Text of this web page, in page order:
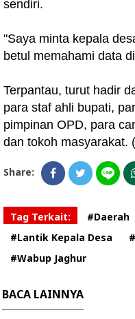
sendiri.
"Saya minta kepala
betul memahami data
Terpantau, turut hadir
para staf ahli bupati,
pimpinan OPD, para
dan tokoh masyarakat. (
Share:
Tag Terkait: #Daerah
#Lantik Kepala Desa
#Wabup Jaghur
BACA LAINNYA